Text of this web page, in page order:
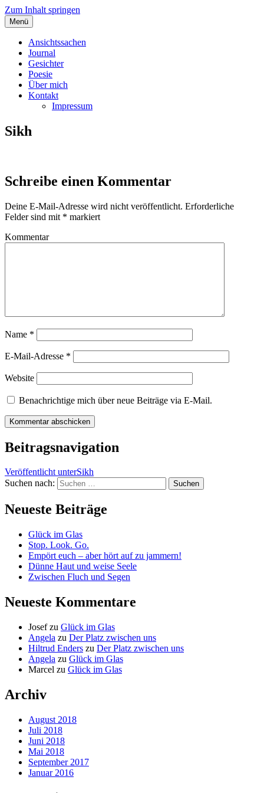
Zum Inhalt springen
Angelas Ansichtssachen
Menü
Ansichtssachen
Journal
Gesichter
Poesie
Über mich
Kontakt
Impressum
Sikh
Schreibe einen Kommentar
Deine E-Mail-Adresse wird nicht veröffentlicht. Erforderliche
Felder sind mit * markiert
Kommentar
Name *
E-Mail-Adresse *
Website
Benachrichtige mich über neue Beiträge via E-Mail.
Beitragsnavigation
Veröffentlicht unterSikh
Suchen nach:
Neueste Beiträge
Glück im Glas
Stop. Look. Go.
Empört euch – aber hört auf zu jammern!
Dünne Haut und weise Seele
Zwischen Fluch und Segen
Neueste Kommentare
Josefzu Glück im Glas
Angela zu Der Platz zwischen uns
Hiltrud Enders zu Der Platz zwischen uns
Angela zu Glück im Glas
Marcel zu Glück im Glas
Archiv
August 2018
Juli 2018
Juni 2018
Mai 2018
September 2017
Januar 2016